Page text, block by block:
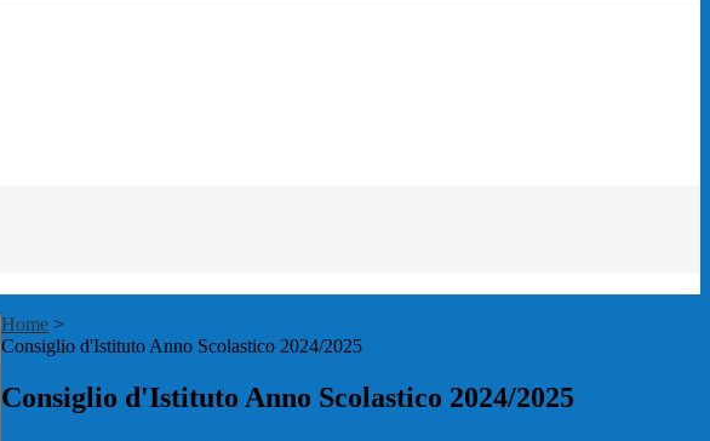
Home >
Consiglio d'Istituto Anno Scolastico 2024/2025
Consiglio d'Istituto Anno Scolastico 2024/2025